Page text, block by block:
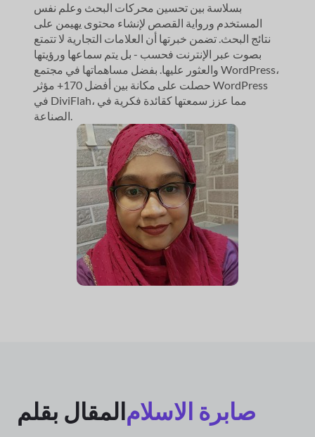
بسلاسة بين تحسين محركات البحث وعلم نفس
المستخدم ورواية القصص لإنشاء محتوى يهيمن على
نتائج البحث. تضمن خبرتها أن العلامات التجارية لا تتمتع
بصوت عبر الإنترنت فحسب - بل يتم سماعها ورؤيتها
والعثور عليها. بفضل مساهماتها في مجتمع WordPress،
حصلت على مكانة بين أفضل 170+ مؤثر WordPress
في DiviFlah، مما عزز سمعتها كقائدة فكرية في
الصناعة.
المقال بقلمصابرة الاسلام